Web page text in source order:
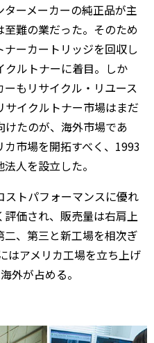
ーメーカーの純正品が主
難の業だった。そのため
ーカートリッジを回収し
クルトナーに着目。しか
もリサイクル・リユース
イクルトナー市場はまだ
たのが、海外市場であ
市場を開拓すべく、1993
人を設立した。
ストパフォーマンスに優れ
価され、販売量は右肩上
、第三と新工場を相次ぎ
はアメリカ工場を立ち上げ
外が占める。